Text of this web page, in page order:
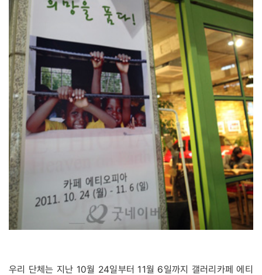
우리 단체는 지난 10월 24일부터 11월 6일까지 갤러리카페 에티